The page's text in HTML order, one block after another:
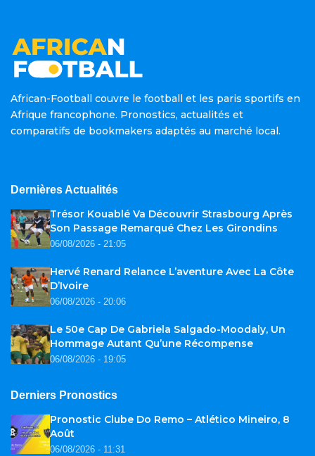
African-Football couvre le football et les paris sportifs en
Afrique francophone. Pronostics, actualités et
comparatifs de bookmakers adaptés au marché local.
Dernières Actualités
Trésor Kouablé Va Découvrir Strasbourg Après
Son Passage Remarqué Chez Les Girondins
06/08/2026 - 21:05
Hervé Renard Relance L’aventure Avec La Côte
D’Ivoire
06/08/2026 - 20:06
Le 50e Cap De Gabriela Salgado-Moodaly, Un
Hommage Autant Qu’une Récompense
06/08/2026 - 19:05
Derniers Pronostics
Pronostic Clube Do Remo – Atlético Mineiro, 8
Août
06/08/2026 - 11:31